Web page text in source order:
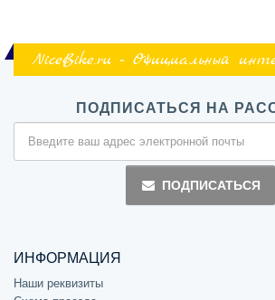
NiceBike.ru - Официальный
ПОДПИСАТЬСЯ НА
ПОДПИСАТЬСЯ
ИНФОРМАЦИЯ
Наши реквизиты